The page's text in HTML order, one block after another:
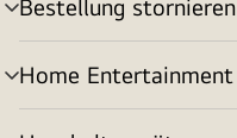
Bestellung stornieren
Menü
umschalten
Home Entertainment
Menü
umschalten